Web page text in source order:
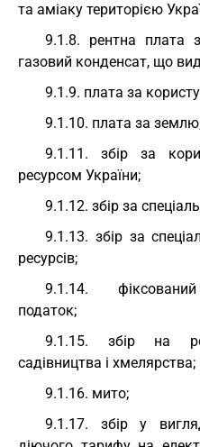
та аміаку територією
9.1.8. рентна плата
газовий конденсат, що
9.1.9. плата за
9.1.10. плата за
9.1.11. збір за
ресурсом України;
9.1.12. збір за
9.1.13. збір за
ресурсів;
9.1.14. фіксований
податок;
9.1.15. збір на
садівництва і хмелярства;
9.1.16. мито;
9.1.17. збір у